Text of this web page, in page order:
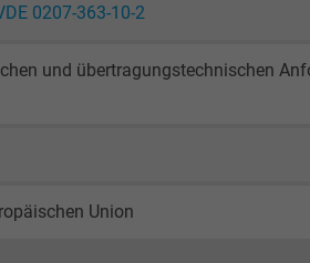
nutzt.
0207-363-10-2
und übertragungstechnischen
Union